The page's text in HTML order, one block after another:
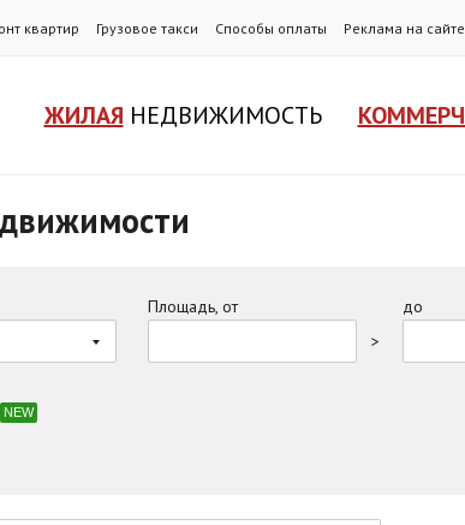
квартир Грузовое такси Способы оплаты Реклама на сайте
ЖИЛАЯ НЕДВИЖИМОСТЬ
Площадь, от
>
до
NEW